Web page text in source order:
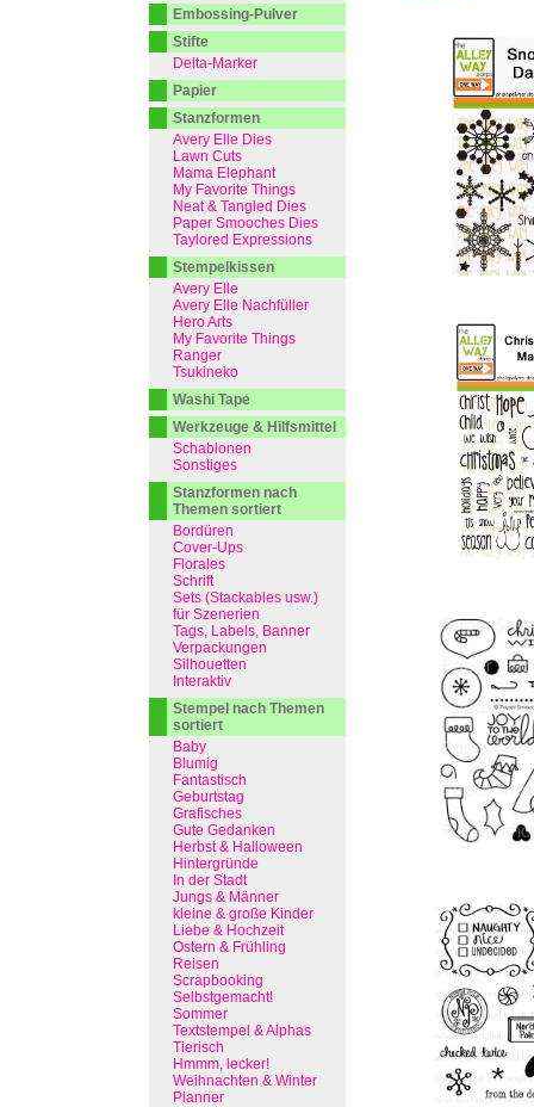
Embossing-Pulver
Stifte
Delta-Marker
Papier
Stanzformen
Avery Elle Dies
Lawn Cuts
Mama Elephant
My Favorite Things
Neat & Tangled Dies
Paper Smooches Dies
Taylored Expressions
Stempelkissen
Avery Elle
Avery Elle Nachfüller
Hero Arts
My Favorite Things
Ranger
Tsukineko
Washi Tape
Werkzeuge & Hilfsmittel
Schablonen
Sonstiges
Stanzformen nach
Themen sortiert
Bordüren
Cover-Ups
Florales
Schrift
Sets (Stackables usw.)
für Szenerien
Tags, Labels, Banner
Verpackungen
Silhouetten
Interaktiv
Stempel nach Themen
sortiert
Baby
Blumig
Fantastisch
Geburtstag
Grafisches
Gute Gedanken
Herbst & Halloween
Hintergründe
In der Stadt
Jungs & Männer
kleine & große Kinder
Liebe & Hochzeit
Ostern & Frühling
Reisen
Scrapbooking
Selbstgemacht!
Sommer
Textstempel & Alphas
Tierisch
Hmmm, lecker!
Weihnachten & Winter
Planner